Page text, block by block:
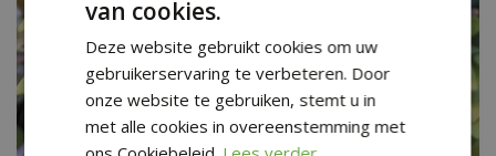
van cookies.
Deze website gebruikt cookies om uw
gebruikerservaring te verbeteren. Door
onze website te gebruiken, stemt u in
met alle cookies in overeenstemming met